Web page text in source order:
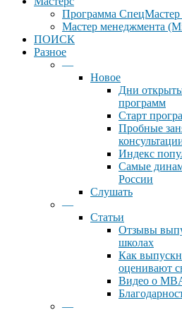
Программа СпецМастер
Мастер менеджмента
ПОИСК
Разное
—
Новое
Дни
программ
Старт
Пробные
Индекс
Самые
России
Слушать
—
Статьи
Отзывы
школах
Как
оценивают
Видео о
—